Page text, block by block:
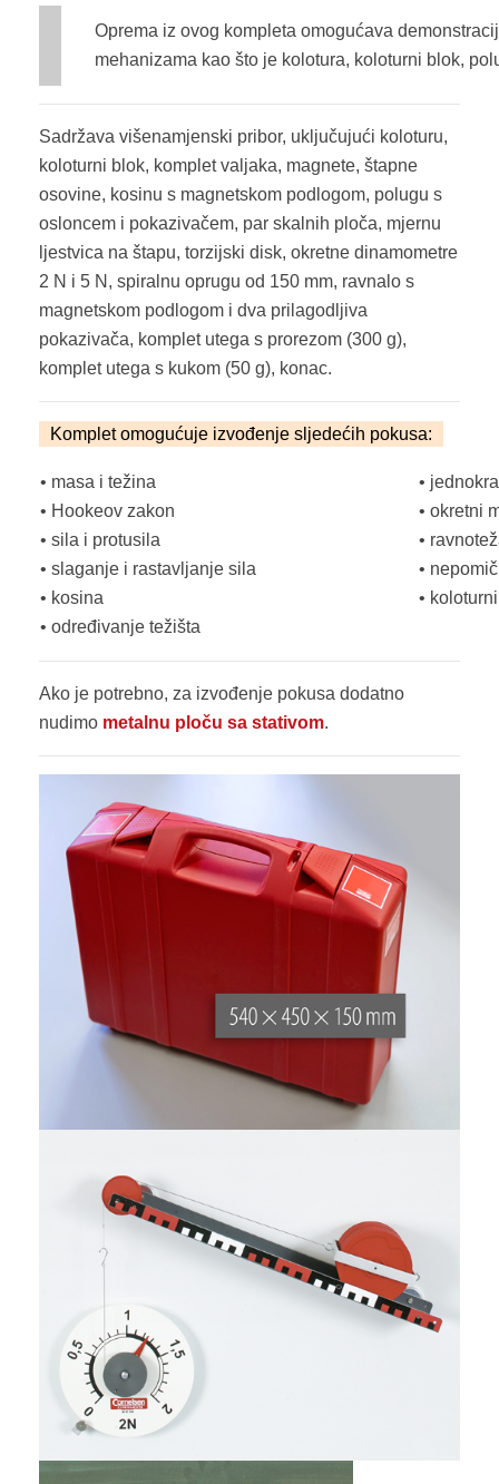
Oprema iz ovog kompleta omogućava
mehanizama kao što je kolotura, koloturni blok,
Sadržava višenamjenski pribor, uključujući koloturu,
koloturni blok, komplet valjaka, magnete, štapne
osovine, kosinu s magnetskom podlogom, polugu s
osloncem i pokazivačem, par skalnih ploča, mjernu
ljestvica na štapu, torzijski disk, okretne dinamometre
2 N i 5 N, spiralnu oprugu od 150 mm, ravnalo s
magnetskom podlogom i dva prilagodljiva
pokazivača, komplet utega s prorezom (300 g),
komplet utega s kukom (50 g), konac.
Komplet omogućuje izvođenje sljedećih pokusa:
• masa i težina
• Hookeov zakon
• sila i protusila
• slaganje i rastavljanje sila
• kosina
• određivanje težišta
•
• okretni
•
•
•
Ako je potrebno, za izvođenje pokusa dodatno
nudimo metalnu ploču sa stativom.